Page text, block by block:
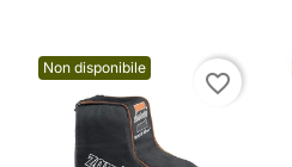
Non disponibile
favorite_border